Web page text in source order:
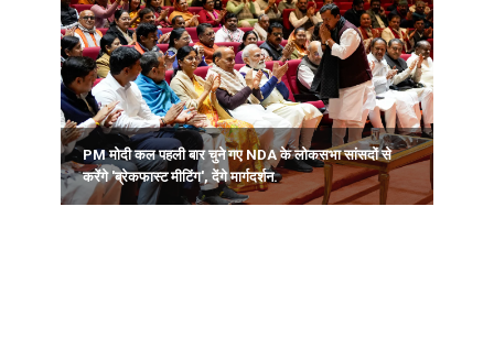
PM मोदी कल पहली बार चुने गए NDA के लोकसभा सांसदों से
करेंगे 'ब्रेकफास्ट मीटिंग', देंगे मार्गदर्शन.